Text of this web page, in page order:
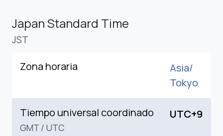
Japan Standard Time
JST
Zona horaria
Asia/
Tokyo
Tiempo universal coordinado
GMT / UTC
UTC+9